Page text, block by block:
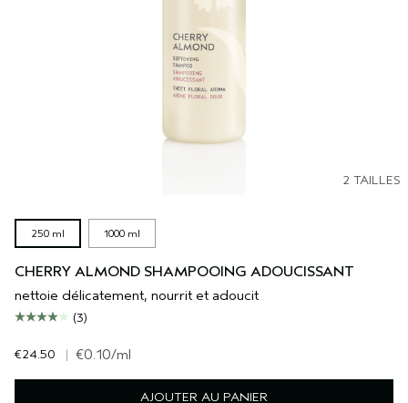
2 TAILLES
250 ml 1000 ml
CHERRY ALMOND SHAMPOOING ADOUCISSANT
nettoie délicatement, nourrit et adoucit
(3)
€24.50 | €0.10/ml
AJOUTER AU PANIER